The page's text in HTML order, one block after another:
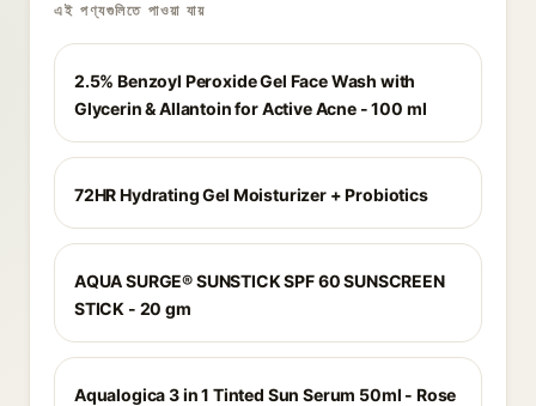
এই পণ্যগুলিতে পাওয়া যায়
2.5% Benzoyl Peroxide Gel Face Wash with
Glycerin & Allantoin for Active Acne - 100 ml
72HR Hydrating Gel Moisturizer + Probiotics
AQUA SURGE® SUNSTICK SPF 60 SUNSCREEN
STICK - 20 gm
Aqualogica 3 in 1 Tinted Sun Serum 50ml - Rose